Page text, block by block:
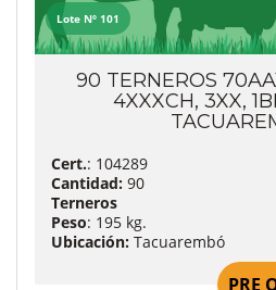
Lote Nº 101
90 TERNEROS
4XXXCH, 3XX,
Cert.: 104289
Cantidad: 90
Terneros
Peso: 195 kg.
Ubicación: Tacuarembó
PRE